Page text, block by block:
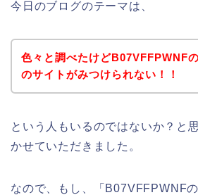
今日のブログのテーマは、
色々と調べたけどB07VFFPWNF
のサイトがみつけられない！！
という人もいるのではないか？と
かせていただきました。
なので、もし、「B07VFFPWNF